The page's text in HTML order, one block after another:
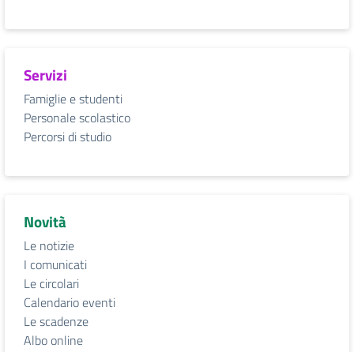
Servizi
Famiglie e studenti
Personale scolastico
Percorsi di studio
Novità
Le notizie
I comunicati
Le circolari
Calendario eventi
Le scadenze
Albo online